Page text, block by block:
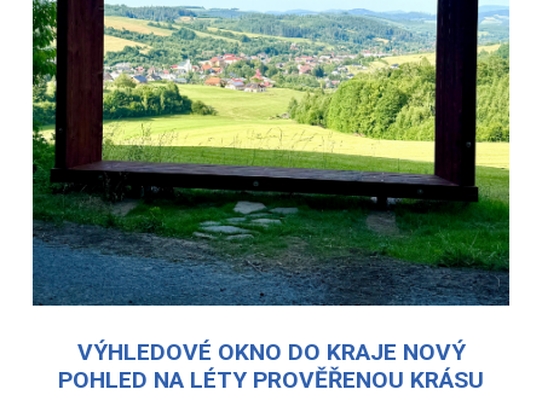
VÝHLEDOVÉ OKNO DO KRAJE NOVÝ
POHLED NA LÉTY PROVĚŘENOU KRÁSU